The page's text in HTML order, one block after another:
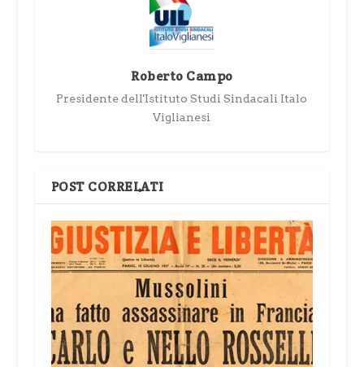
Roberto Campo
Presidente dell'Istituto Studi Sindacali Italo
Viglianesi
POST CORRELATI